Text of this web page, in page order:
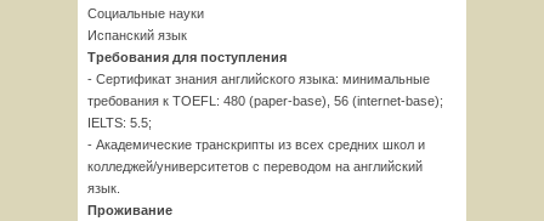
Социальные науки
Испанский язык
Требования для поступления
- Сертификат знания английского языка: минимальные
требования к TOEFL: 480 (paper-base), 56 (internet-base);
IELTS: 5.5;
- Академические транскрипты из всех средних школ и
колледжей/университетов с переводом на английский
язык.
Проживание